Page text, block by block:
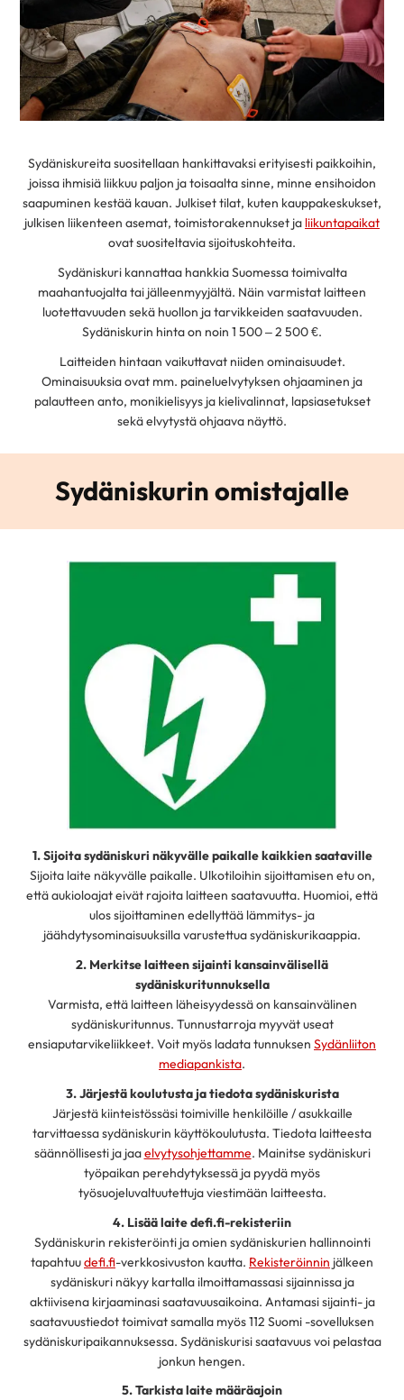
Sydäniskureita suositellaan hankittavaksi erityisesti paikkoihin,
joissa ihmisiä liikkuu paljon ja toisaalta sinne, minne ensihoidon
saapuminen kestää kauan. Julkiset tilat, kuten kauppakeskukset,
julkisen liikenteen asemat, toimistorakennukset ja liikuntapaikat
ovat suositeltavia sijoituskohteita.
Sydäniskuri kannattaa hankkia Suomessa toimivalta
maahantuojalta tai jälleenmyyjältä. Näin varmistat laitteen
luotettavuuden sekä huollon ja tarvikkeiden saatavuuden.
Sydäniskurin hinta on noin 1 500 – 2 500 €.
Laitteiden hintaan vaikuttavat niiden ominaisuudet.
Ominaisuuksia ovat mm. paineluelvytyksen ohjaaminen ja
palautteen anto, monikielisyys ja kielivalinnat, lapsiasetukset
sekä elvytystä ohjaava näyttö.
Sydäniskurin omistajalle
1. Sijoita sydäniskuri näkyvälle paikalle kaikkien saataville
Sijoita laite näkyvälle paikalle. Ulkotiloihin sijoittamisen etu on,
että aukioloajat eivät rajoita laitteen saatavuutta. Huomioi, että
ulos sijoittaminen edellyttää lämmitys- ja
jäähdytysominaisuuksilla varustettua sydäniskurikaappia.
2. Merkitse laitteen sijainti kansainvälisellä
sydäniskuritunnuksella
Varmista, että laitteen läheisyydessä on kansainvälinen
sydäniskuritunnus. Tunnustarroja myyvät useat
ensiaputarvikeliikkeet. Voit myös ladata tunnuksen Sydänliiton
mediapankista.
3. Järjestä koulutusta ja tiedota sydäniskurista
Järjestä kiinteistössäsi toimiville henkilöille / asukkaille
tarvittaessa sydäniskurin käyttökoulutusta. Tiedota laitteesta
säännöllisesti ja jaaelvytysohjettamme. Mainitse sydäniskuri
työpaikan perehdytyksessä ja pyydä myös
työsuojeluvaltuutettuja viestimään laitteesta.
4. Lisää laite defi.fi-rekisteriin
Sydäniskurin rekisteröinti ja omien sydäniskurien hallinnointi
tapahtuudefi.fi-verkkosivuston kautta. Rekisteröinnin jälkeen
sydäniskuri näkyy kartalla ilmoittamassasi sijainnissa ja
aktiivisena kirjaaminasi saatavuusaikoina. Antamasi sijainti- ja
saatavuustiedot toimivat samalla myös 112 Suomi -sovelluksen
sydäniskuripaikannuksessa. Sydäniskurisi saatavuus voi pelastaa
jonkun hengen.
5. Tarkista laite määräajoin